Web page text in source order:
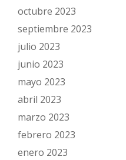
octubre 2023
septiembre 2023
julio 2023
junio 2023
mayo 2023
abril 2023
marzo 2023
febrero 2023
enero 2023